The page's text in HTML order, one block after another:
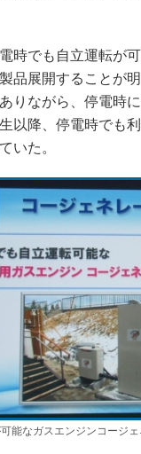
時でも自立運転が
品展開することが
りながら、停電時
以降、停電時でも
いた。
能なガスエンジンコージ